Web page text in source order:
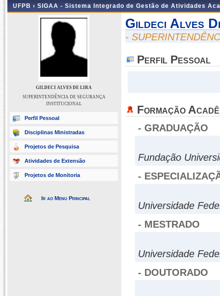
UFPB › SIGAA - Sistema Integrado de Gestão de Atividades
GILDECI ALVES DE LIRA
SUPERINTENDÊNCIA DE SEGURANÇA
INSTITUCIONAL
Perfil Pessoal
Disciplinas Ministradas
Projetos de Pesquisa
Atividades de Extensão
Projetos de Monitoria
Ir ao Menu Principal
Gildeci Alves
-
Perfil Pessoal
Formação
- GRADUAÇÃO
Fundação
-
Universidade
- MESTRADO
Universidade
- DOUTORADO